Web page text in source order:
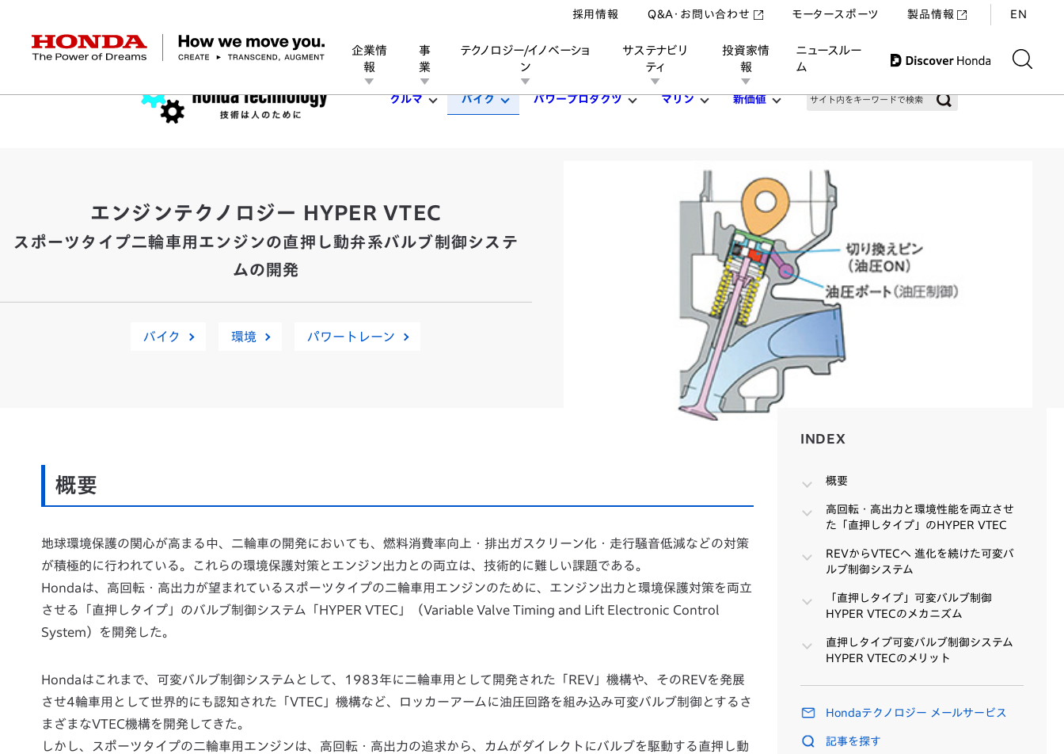
HONDA The Power of Dreams
企業情
報
事
業
テクノロジー/イノベーショ
ン
テクノロジー/イノベーション トップ
サステナビリ
ティ
サステナビリティ トップ
投資家情
報
ニュースルー
ム
採用情報 Q&A・お問い合わせ モータースポーツ 製品情報 EN
クルマ バイク パワープロダクツ マリン 新価値
エンジンテクノロジー HYPER VTEC
スポーツタイプ二輪車用エンジンの直押し動弁系バルブ制御システ
ムの開発
バイク 環境 パワートレーン
概要
地球環境保護の関心が高まる中、二輪車の開発においても、燃料消費率向上・排出ガスクリーン化・走行騒音低減などの対策
が積極的に行われている。これらの環境保護対策とエンジン出力との両立は、技術的に難しい課題である。
Hondaは、高回転・高出力が望まれているスポーツタイプの二輪車用エンジンのために、エンジン出力と環境保護対策を両立
させる「直押しタイプ」のバルブ制御システム「HYPER VTEC」（Variable Valve Timing and Lift Electronic Control
System）を開発した。
Hondaはこれまで、可変バルブ制御システムとして、1983年に二輪車用として開発された「REV」機構や、そのREVを発展
させ4輪車用として世界的にも認知された「VTEC」機構など、ロッカーアームに油圧回路を組み込み可変バルブ制御とするさ
まざまなVTEC機構を開発してきた。
しかし、スポーツタイプの二輪車用エンジンは、高回転・高出力の追求から、カムがダイレクトにバルブを駆動する直押し動
INDEX
概要
高回転・高出力と環境性能を両立させ
た「直押しタイプ」のHYPER VTEC
REVからVTECへ 進化を続けた可変バ
ルブ制御システム
「直押しタイプ」可変バルブ制御
HYPER VTECのメカニズム
直押しタイプ可変バルブ制御システム
HYPER VTECのメリット
Hondaテクノロジー メールサービス
記事を探す